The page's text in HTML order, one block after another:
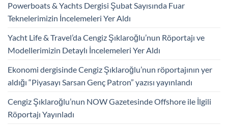
Powerboats & Yachts Dergisi Şubat Sayısında Fuar
Teknelerimizin İncelemeleri Yer Aldı
Yacht Life & Travel’da Cengiz Şıklaroğlu’nun Röportajı ve
Modellerimizin Detaylı İncelemeleri Yer Aldı
Ekonomi dergisinde Cengiz Şıklaroğlu’nun röportajının yer
aldığı “Piyasayı Sarsan Genç Patron” yazısı yayınlandı
Cengiz Şıklaroğlu’nun NOW Gazetesinde Offshore ile İlgili
Röportajı Yayınladı